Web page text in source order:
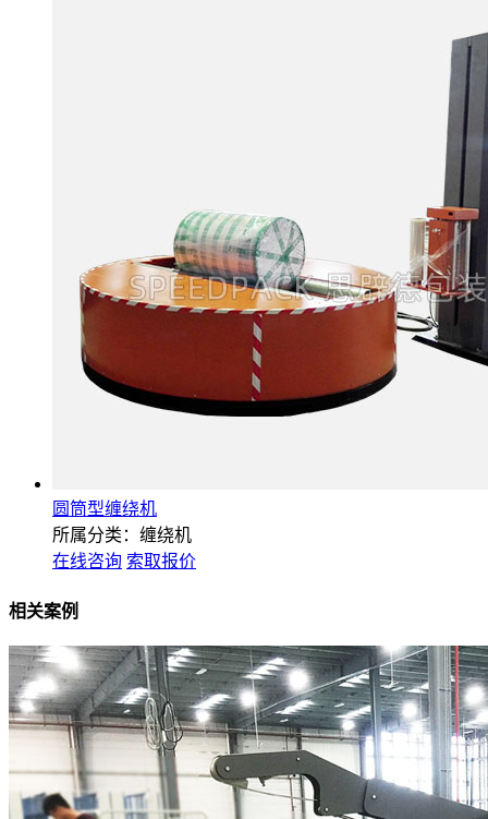
圆筒型缠绕机
所属分类：缠绕机
在线咨询 索取报价
相关案例